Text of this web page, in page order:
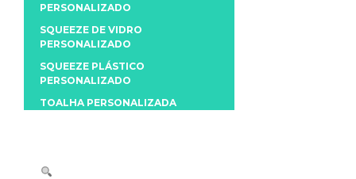
PERSONALIZADO
SQUEEZE DE VIDRO
PERSONALIZADO
SQUEEZE PLÁSTICO
PERSONALIZADO
TOALHA PERSONALIZADA